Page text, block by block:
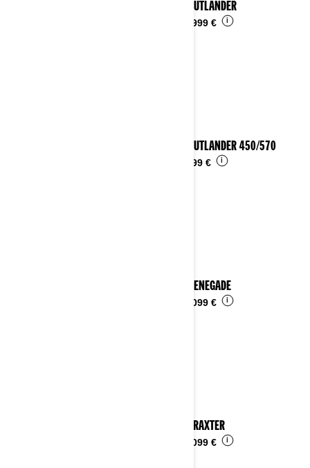
2023 OUTLANDER
14.999 € i
2023 OUTLANDER 450/570
8.799 € i
2023 RENEGADE
14.099 € i
2023 TRAXTER
16.099 € i